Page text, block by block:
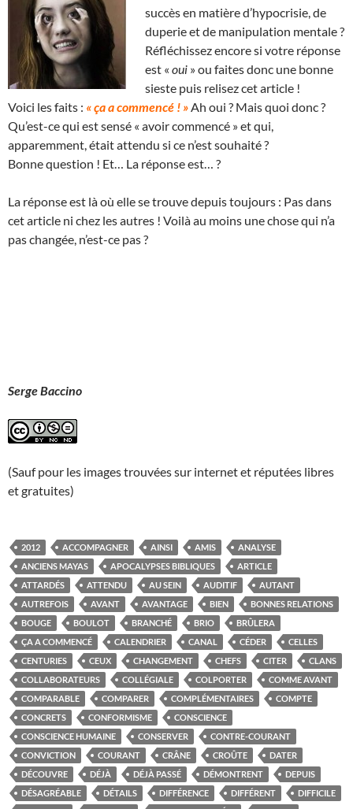
succès en matière d’hypocrisie, de
duperie et de manipulation mentale ?
Réfléchissez encore si votre réponse
est « oui » ou faites donc une bonne
sieste puis relisez cet article !
Voici les faits : « ça a commencé ! » Ah oui ? Mais quoi donc ?
Qu’est-ce qui est sensé « avoir commencé » et qui,
apparemment, était attendu si ce n’est souhaité ?
Bonne question ! Et… La réponse est… ?
La réponse est là où elle se trouve depuis toujours : Pas dans
cet article ni chez les autres ! Voilà au moins une chose qui n’a
pas changée, n’est-ce pas ?
Serge Baccino
(Sauf pour les images trouvées sur internet et réputées libres
et gratuites)
2012 ACCOMPAGNER AINSI AMIS
ANALYSE
ANCIENS MAYAS
APOCALYPSES BIBLIQUES
ARTICLE
ATTARDÉS
ATTENDU AU SEIN AUDITIF
AUTANT
AUTREFOIS
AVANT AVANTAGE BIEN
BONNES RELATIONS
BOUGE
BOULOT BRANCHÉ BRIO
BRÛLERA
ÇA A COMMENCÉ
CALENDRIER CANAL CÉDER
CELLES
CENTURIES
CEUX CHANGEMENT CHEFS CITER
CLANS
COLLABORATEURS
COLLÉGIALE COLPORTER
COMME AVANT
COMPARABLE
COMPARER COMPLÉMENTAIRES
COMPTE
CONCRETS
CONFORMISME
CONSCIENCE
CONSCIENCE HUMAINE
CONSERVER
CONTRE-COURANT
CONVICTION
COURANT CRÂNE CROÛTE
DATER
DÉCOUVRE
DÉJÀ DÉJÀ PASSÉ DÉMONTRENT
DEPUIS
DÉSAGRÉABLE
DÉTAILS DIFFÉRENCE DIFFÉRENT
DIFFICILE